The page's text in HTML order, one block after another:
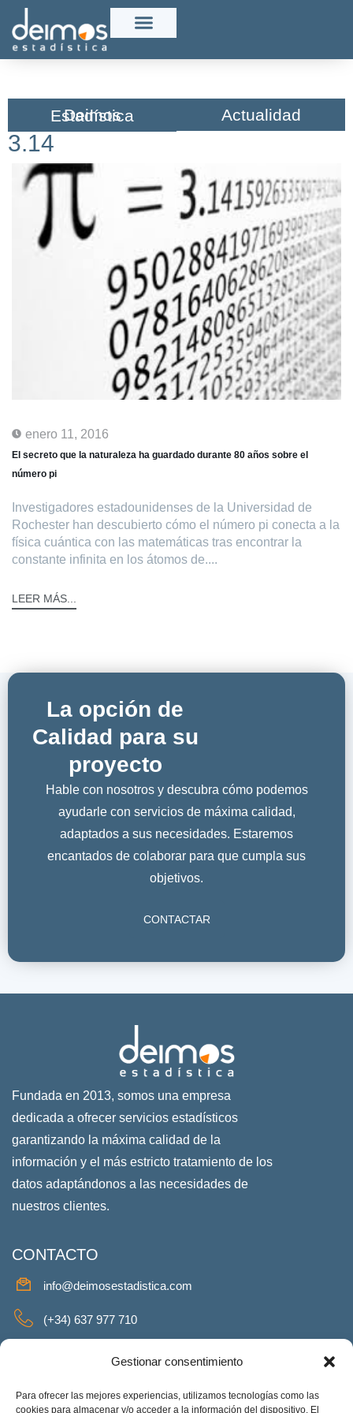
Gestionar consentimiento
Para ofrecer las mejores experiencias, utilizamos tecnologías como las
cookies para almacenar y/o acceder a la información del dispositivo. El
Deimos Estadística​ Actualidad
3.14
enero 11, 2016
El secreto que la naturaleza ha guardado durante 80 años sobre el
número pi
Investigadores estadounidenses de la Universidad de
Rochester han descubierto cómo el número pi conecta a la
física cuántica con las matemáticas tras encontrar la
constante infinita en los átomos de....
LEER MÁS...
La opción de
Calidad para su
proyecto
Hable con nosotros y descubra cómo podemos
ayudarle con servicios de máxima calidad,
adaptados a sus necesidades. Estaremos
encantados de colaborar para que cumpla sus
objetivos.
CONTACTAR
Fundada en 2013, somos una empresa
dedicada a ofrecer servicios estadísticos
garantizando la máxima calidad de la
información y el más estricto tratamiento de los
datos adaptándonos a las necesidades de
nuestros clientes.
CONTACTO
info@deimosestadistica.com
(+34) 637 977 710